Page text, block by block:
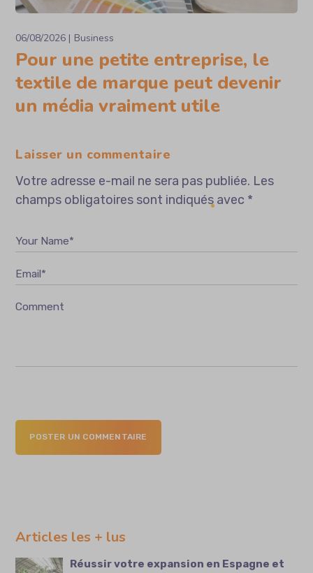
06/08/2026 Business
Pour une petite entreprise, le
textile de marque peut devenir
un média vraiment utile
Laisser un commentaire
Votre adresse e-mail ne sera pas publiée. Les
champs obligatoires sont indiqués avec *
Your Name*
Email*
Comment
POSTER UN COMMENTAIRE
Articles les + lus
Réussir votre expansion en Espagne et